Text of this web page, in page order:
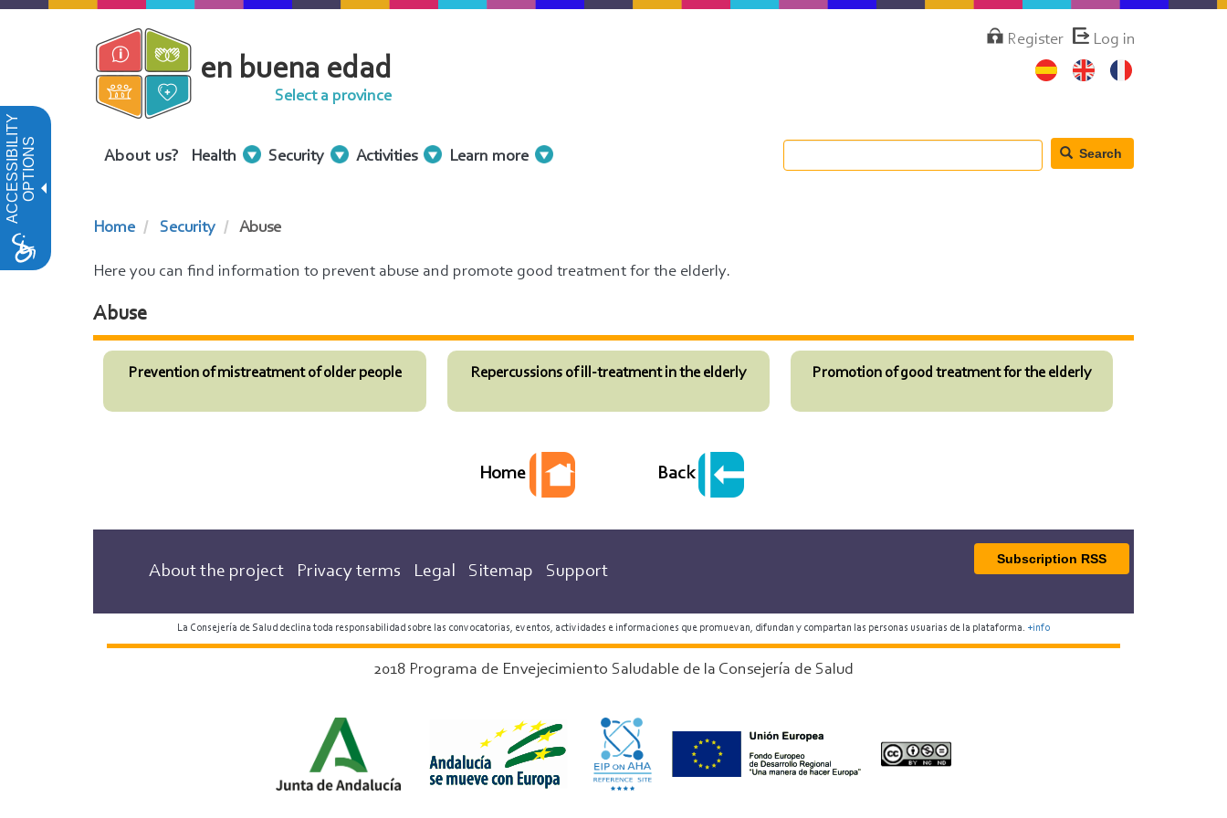
ACCESSIBILITYOPTIONS
Skip
Menú
cuenta
Register Log in
en buena edad
Select a province
Menu
About us? Health Security Activities Learn more Search
Home Security Abuse
Here you can find information to prevent abuse and promote good treatment for the elderly.
Abuse
Prevention of mistreatment of older people Repercussions of ill-treatment in the elderly Promotion of good treatment for the elderly
Home Back
About the project Privacy terms Legal Sitemap Support
Subscription RSS
La Consejería de Salud declina toda responsabilidad sobre las convocatorias, eventos, actividades e informaciones que promuevan, difundan y compartan las personas usuarias de la plataforma. +info
2018 Programa de Envejecimiento Saludable de la Consejería de Salud